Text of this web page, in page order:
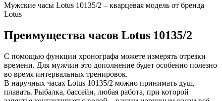
Мужские часы Lotus 10135/2 – кварцевая модель от бренда
Lotus
Преимущества часов Lotus 10135/2
С помощью функции хронографа можете измерять отрезки
времени. Для мужчин это дополнение будет особенно полезно
во время интервальных тренировок.
В наручных часах Lotus 10135/2 можно принимать душ,
плавать. Рыбалка, бассейн, любая работа, при которой